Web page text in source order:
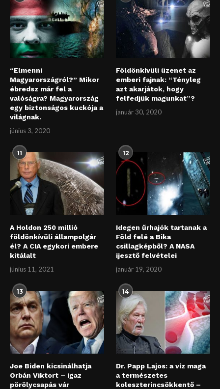
“Elmenni
Magyarországról?” Mikor
ébredsz már fel a
valóságra? Magyarország
egy biztonságos kuckója a
világnak.
június 3, 2020
Földönkívüli üzenet az
emberi fajnak: “Tényleg
azt akarjátok, hogy
felfedjük magunkat”?
január 30, 2020
11
A Holdon 250 millió
földönkívüli állampolgár
él? A CIA egykori embere
kitálalt
június 11, 2021
12
Idegen űrhajók tartanak a
Föld felé a Bika
csillagképből? A NASA
ijesztő felvételei
január 19, 2020
13
Joe Biden kicsinálhatja
Orbán Viktort – igaz
pörölycsapás vár
14
Dr. Papp Lajos: a víz maga
a természetes
koleszterincsökkentő –